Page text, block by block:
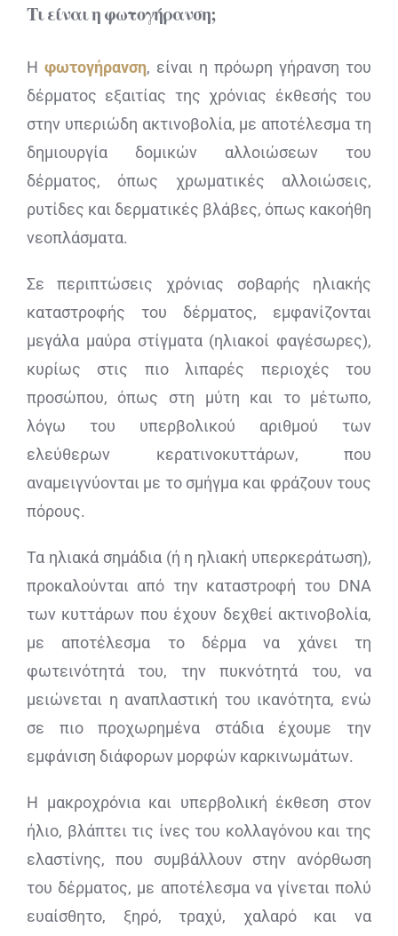
Τι είναι η φωτογήρανση;
Η φωτογήρανση, είναι η πρόωρη γήρανση του
δέρματος εξαιτίας της χρόνιας έκθεσής του
στην υπεριώδη ακτινοβολία, με αποτέλεσμα τη
δημιουργία δομικών αλλοιώσεων του
δέρματος, όπως χρωματικές αλλοιώσεις,
ρυτίδες και δερματικές βλάβες, όπως κακοήθη
νεοπλάσματα.
Σε περιπτώσεις χρόνιας σοβαρής ηλιακής
καταστροφής του δέρματος, εμφανίζονται
μεγάλα μαύρα στίγματα (ηλιακοί φαγέσωρες),
κυρίως στις πιο λιπαρές περιοχές του
προσώπου, όπως στη μύτη και το μέτωπο,
λόγω του υπερβολικού αριθμού των
ελεύθερων κερατινοκυττάρων, που
αναμειγνύονται με το σμήγμα και φράζουν τους
πόρους.
Τα ηλιακά σημάδια (ή η ηλιακή υπερκεράτωση),
προκαλούνται από την καταστροφή του DNA
των κυττάρων που έχουν δεχθεί ακτινοβολία,
με αποτέλεσμα το δέρμα να χάνει τη
φωτεινότητά του, την πυκνότητά του, να
μειώνεται η αναπλαστική του ικανότητα, ενώ
σε πιο προχωρημένα στάδια έχουμε την
εμφάνιση διάφορων μορφών καρκινωμάτων.
Η μακροχρόνια και υπερβολική έκθεση στον
ήλιο, βλάπτει τις ίνες του κολλαγόνου και της
ελαστίνης, που συμβάλλουν στην ανόρθωση
του δέρματος, με αποτέλεσμα να γίνεται πολύ
ευαίσθητο, ξηρό, τραχύ, χαλαρό και να